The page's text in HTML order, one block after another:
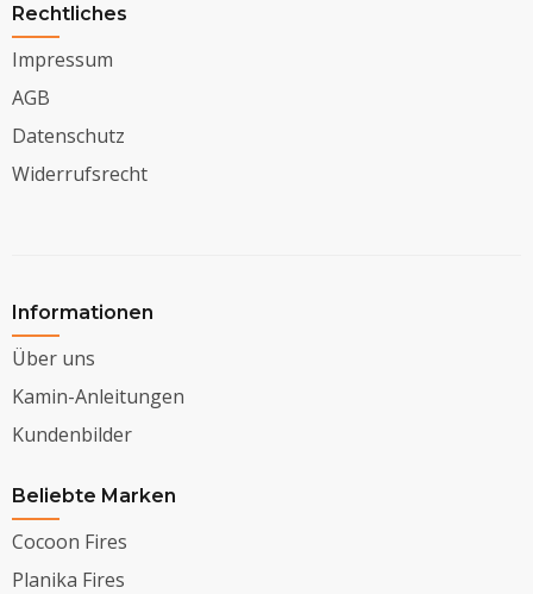
Rechtliches
Impressum
AGB
Datenschutz
Widerrufsrecht
Informationen
Über uns
Kamin-Anleitungen
Kundenbilder
Beliebte Marken
Cocoon Fires
Planika Fires